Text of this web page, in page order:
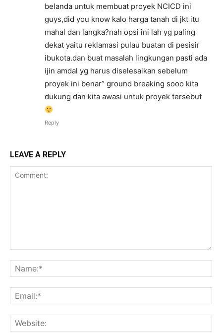
belanda untuk membuat proyek NCICD ini
guys,did you know kalo harga tanah di jkt itu
mahal dan langka?nah opsi ini lah yg paling
dekat yaitu reklamasi pulau buatan di pesisir
ibukota.dan buat masalah lingkungan pasti ada
ijin amdal yg harus diselesaikan sebelum
proyek ini benar” ground breaking sooo kita
dukung dan kita awasi untuk proyek tersebut
Reply
LEAVE A REPLY